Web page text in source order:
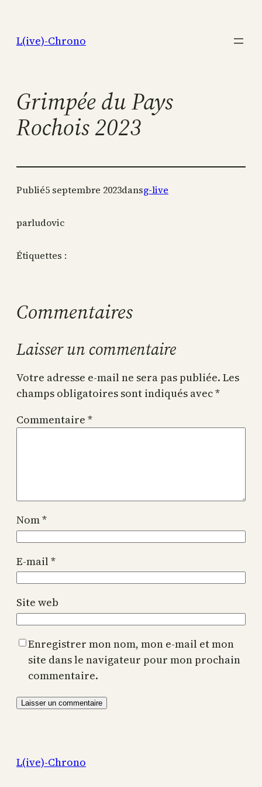
contenu
L(ive)-Chrono
Grimpée du Pays
Rochois 2023
Publié5 septembre 2023dansg-live
parludovic
Étiquettes :
Commentaires
Laisser un commentaire
Votre adresse e-mail ne sera pas publiée. Les
champs obligatoires sont indiqués avec*
Commentaire *
Nom*
E-mail*
Site web
Enregistrer mon nom, mon e-mail et mon
site dans le navigateur pour mon prochain
commentaire.
L(ive)-Chrono